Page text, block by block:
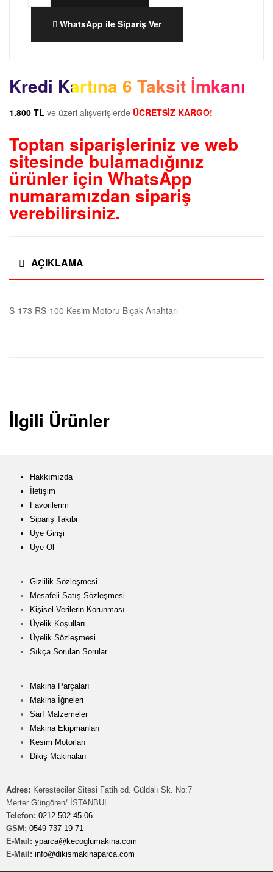
WhatsApp ile Sipariş Ver
Kredi Kartına 6 Taksit İmkanı
1.800 TL ve üzeri alışverişlerde ÜCRETSİZ KARGO!
Toptan siparişleriniz ve web
sitesinde bulamadığınız
ürünler için WhatsApp
numaramızdan sipariş
verebilirsiniz.
AÇIKLAMA
S-173 RS-100 Kesim Motoru Bıçak Anahtarı
İlgili Ürünler
Hakkımızda
İletişim
Favorilerim
Sipariş Takibi
Üye Girişi
Üye Ol
Gizlilik Sözleşmesi
Mesafeli Satış Sözleşmesi
Kişisel Verilerin Korunması
Üyelik Koşulları
Üyelik Sözleşmesi
Sıkça Sorulan Sorular
Makina Parçaları
Makina İğneleri
Sarf Malzemeler
Makina Ekipmanları
Kesim Motorları
Dikiş Makinaları
Adres: Keresteciler Sitesi Fatih cd. Güldalı Sk. No:7
Merter Güngören/ İSTANBUL
Telefon: 0212 502 45 06
GSM: 0549 737 19 71
E-Mail: yparca@kecoglumakina.com
E-Mail: info@dikismakinaparca.com